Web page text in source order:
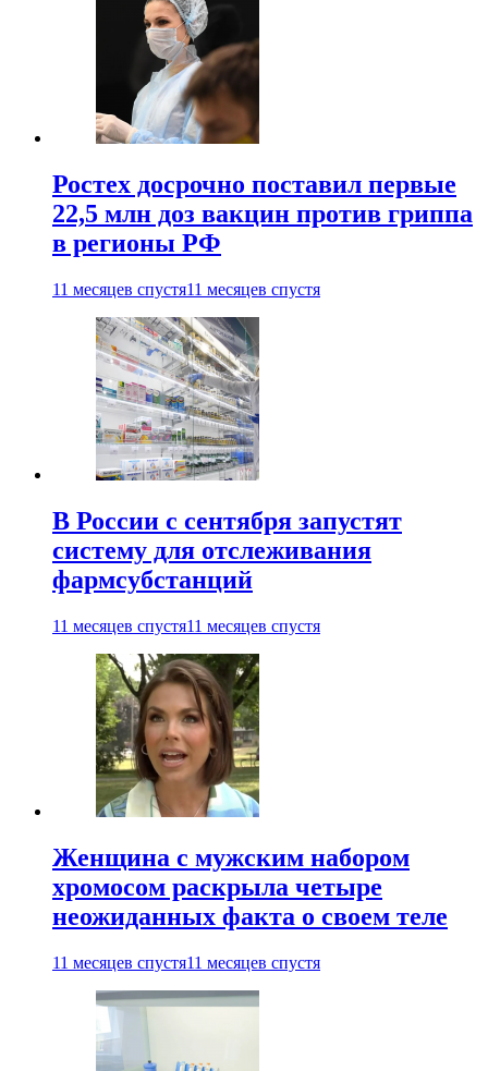
Ростех досрочно поставил первые
22,5 млн доз вакцин против гриппа
в регионы РФ
11 месяцев спустя11 месяцев спустя
В России с сентября запустят
систему для отслеживания
фармсубстанций
11 месяцев спустя11 месяцев спустя
Женщина с мужским набором
хромосом раскрыла четыре
неожиданных факта о своем теле
11 месяцев спустя11 месяцев спустя